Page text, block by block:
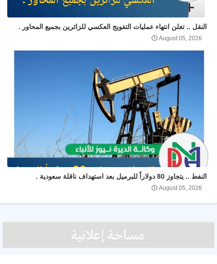
النقل .. تعلن انتهاء عمليات التفويج العكسي للزائرين بجميع المحاور .
August 05, 2026
النفط .. يتجاوز 80 دولاراً للبرميل بعد استهداف ناقلة سعودية .
August 05, 2026